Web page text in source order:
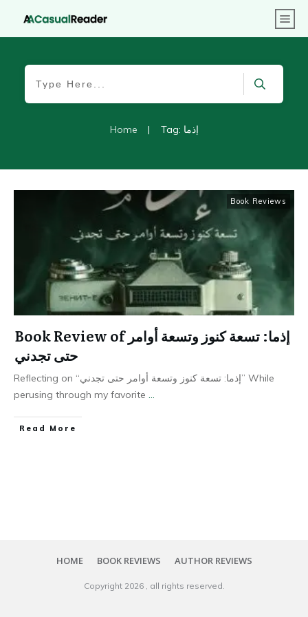
Home | Tag: إذما
Book Reviews
Book Review of إذما: تسعة كنوز وتسعة أوامر
حتى تجدني
Reflecting on “إذما: تسعة كنوز وتسعة أوامر حتى تجدني” While
perusing through my favorite ...
Read More
HOME BOOK REVIEWS AUTHOR REVIEWS
Copyright 2026 , all rights reserved.